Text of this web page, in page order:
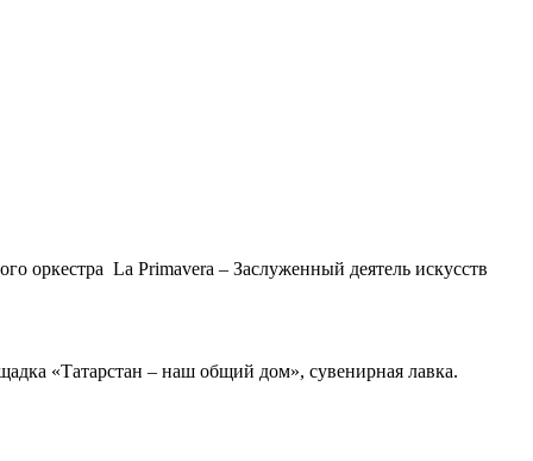
оркестра La Primavera – Заслуженный деятель искусств
«Татарстан – наш общий дом», сувенирная лавка.